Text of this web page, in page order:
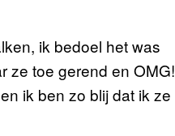
ik bedoel het was
ze toe gerend en OMG!
ik ben zo blij dat ik ze